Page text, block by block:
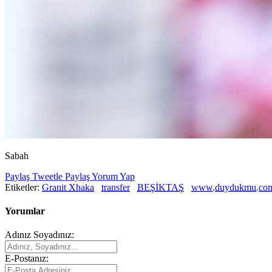
Sabah
Paylaş Tweetle PaylaşYorum Yap
Etiketler: Granit Xhaka transfer BEŞİKTAŞ
Yorumlar
Adınız Soyadınız:
E-Postanız: